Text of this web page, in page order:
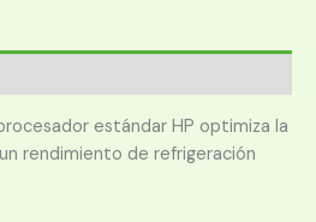
estándar HP optimiza la
rendimiento de refrigeración